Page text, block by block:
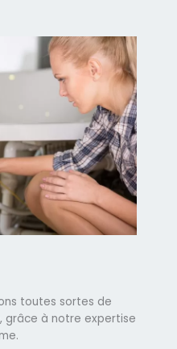
toutes sortes de
grâce à notre expertise